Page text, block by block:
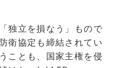
独立を損なう」もので
衛協定も締結されてい
ことも、国家主権を侵